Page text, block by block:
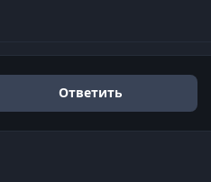
Ответить